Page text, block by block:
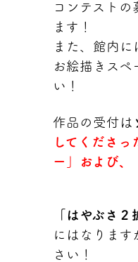
コンテストの
ます！
また、館内に
お絵描きスペ
い！
作品の受付は
してくださ
ー」および、
「はやぶさ
にはなります
さい！